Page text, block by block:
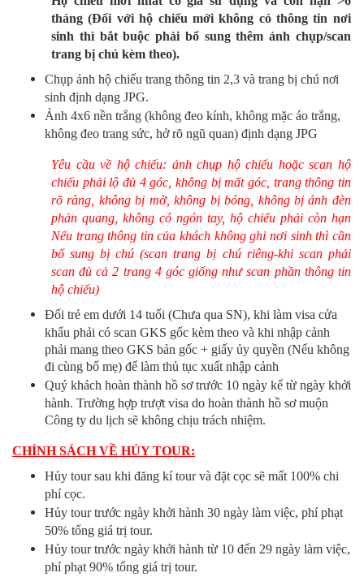
tháng (Đối với hộ chiếu mới không có thông tin nơi
sinh thì bắt buộc phải bổ sung thêm ảnh chụp/scan
trang bị chú kèm theo).
Chụp ảnh hộ chiếu trang thông tin 2,3 và trang bị chú nơi
sinh định dạng JPG.
Ảnh 4x6 nền trắng (không đeo kính, không mặc áo trắng,
không đeo trang sức, hở rõ ngũ quan) định dạng JPG
Yêu cầu về hộ chiếu: ảnh chụp hộ chiếu hoặc scan hộ
chiếu phải lộ đủ 4 góc, không bị mất góc, trang thông tin
rõ ràng, không bị mờ, không bị bóng, không bị ánh đèn
phản quang, không có ngón tay, hộ chiếu phải còn hạn
Nếu trang thông tin của khách không ghi nơi sinh thì cần
bổ sung bị chú (scan trang bị chú riêng-khi scan phải
scan đủ cả 2 trang 4 góc giống như scan phần thông tin
hộ chiếu)
Đối trẻ em dưới 14 tuổi (Chưa qua SN), khi làm visa cửa
khẩu phải có scan GKS gốc kèm theo và khi nhập cảnh
phải mang theo GKS bản gốc + giấy ủy quyền (Nếu không
đi cùng bố mẹ) để làm thủ tục xuất nhập cảnh
Quý khách hoàn thành hồ sơ trước 10 ngày kể từ ngày khởi
hành. Trường hợp trượt visa do hoàn thành hồ sơ muộn
Công ty du lịch sẽ không chịu trách nhiệm.
CHÍNH SÁCH VỀ HỦY TOUR:
Hủy tour sau khi đăng kí tour và đặt cọc sẽ mất 100% chi
phí cọc.
Hủy tour trước ngày khởi hành 30 ngày làm việc, phí phạt
50% tổng giá trị tour.
Hủy tour trước ngày khởi hành từ 10 đến 29 ngày làm việc,
phí phạt 90% tổng giá trị tour.